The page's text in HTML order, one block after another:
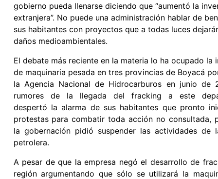
gobierno pueda llenarse diciendo que “aumentó la
extranjera”. No puede una administración hablar de
sus habitantes con proyectos que a todas luces
daños medioambientales.
El debate más reciente en la materia lo ha ocupado la
de maquinaria pesada en tres provincias de Boyacá
la Agencia Nacional de Hidrocarburos en junio de
rumores de la llegada del fracking a este
despertó la alarma de sus habitantes que pronto
protestas para combatir toda acción no consultada,
la gobernación pidió suspender las actividades de
petrolera.
A pesar de que la empresa negó el desarrollo de
región argumentando que sólo se utilizará la